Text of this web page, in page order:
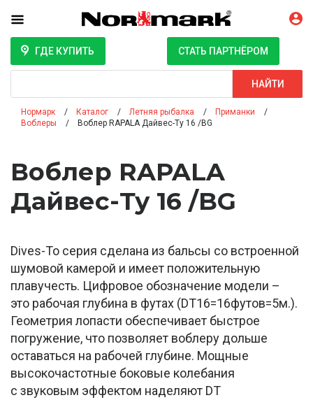
ГДЕ КУПИТЬ СТАТЬ ПАРТНЁРОМ
НАЙТИ
Нормарк Каталог Летняя рыбалка
Приманки
Воблеры
Воблер RAPALA Дайвес-Ту 16 /BG
Воблер RAPALA
Дайвес-Ту 16 /BG
Dives-To серия сделана из бальсы со встроенной
шумовой камерой и имеет положительную
плавучесть. Цифровое обозначение модели –
это рабочая глубина в футах (DT16=16футов=5м.).
Геометрия лопасти обеспечивает быстрое
погружение, что позволяет воблеру дольше
оставаться на рабочей глубине. Мощные
высокочастотные боковые колебания
с звуковым эффектом наделяют DT